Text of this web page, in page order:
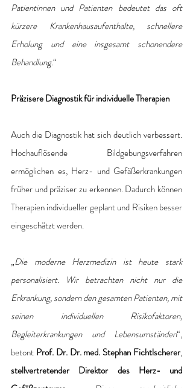
Patientinnen und Patienten bedeutet das oft
kürzere Krankenhausaufenthalte, schnellere
Erholung und eine insgesamt schonendere
Behandlung.“
Präzisere Diagnostik für individuelle Therapien
Auch die Diagnostik hat sich deutlich verbessert.
Hochauflösende Bildgebungsverfahren
ermöglichen es, Herz- und Gefäßerkrankungen
früher und präziser zu erkennen. Dadurch können
Therapien individueller geplant und Risiken besser
eingeschätzt werden.
„Die moderne Herzmedizin ist heute stark
personalisiert. Wir betrachten nicht nur die
Erkrankung, sondern den gesamten Patienten, mit
seinen individuellen Risikofaktoren,
Begleiterkrankungen und Lebensumständen“,
betont Prof. Dr. Dr. med. Stephan Fichtlscherer,
stellvertretender Direktor des Herz- und